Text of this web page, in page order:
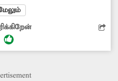
இதனால் மின்சாரம்
எரியும்
இரவில்
துறை